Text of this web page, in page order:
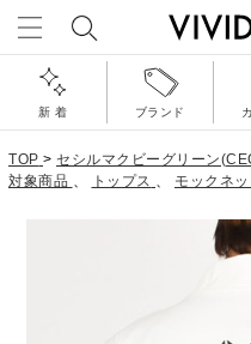
新 着 ブランド
TOP > セシルマクビーグリーン
対象商品 、 トップス 、 モックネッ